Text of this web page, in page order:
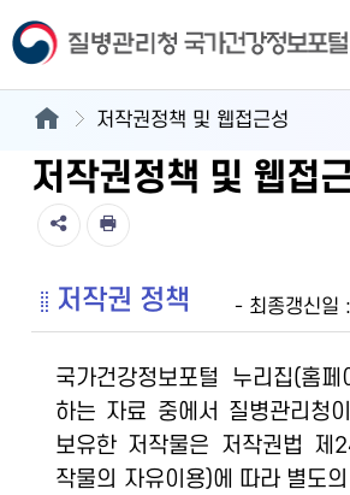
저작권정책 및 웹접근성
저작권정책 및 웹접
- 최종갱신
저작권 정책
국가건강정보포털 누리집(홈
하는 자료 중에서 질병관리청
보유한 저작물은 저작권법 제
작물의 자유이용)에 따라 별도